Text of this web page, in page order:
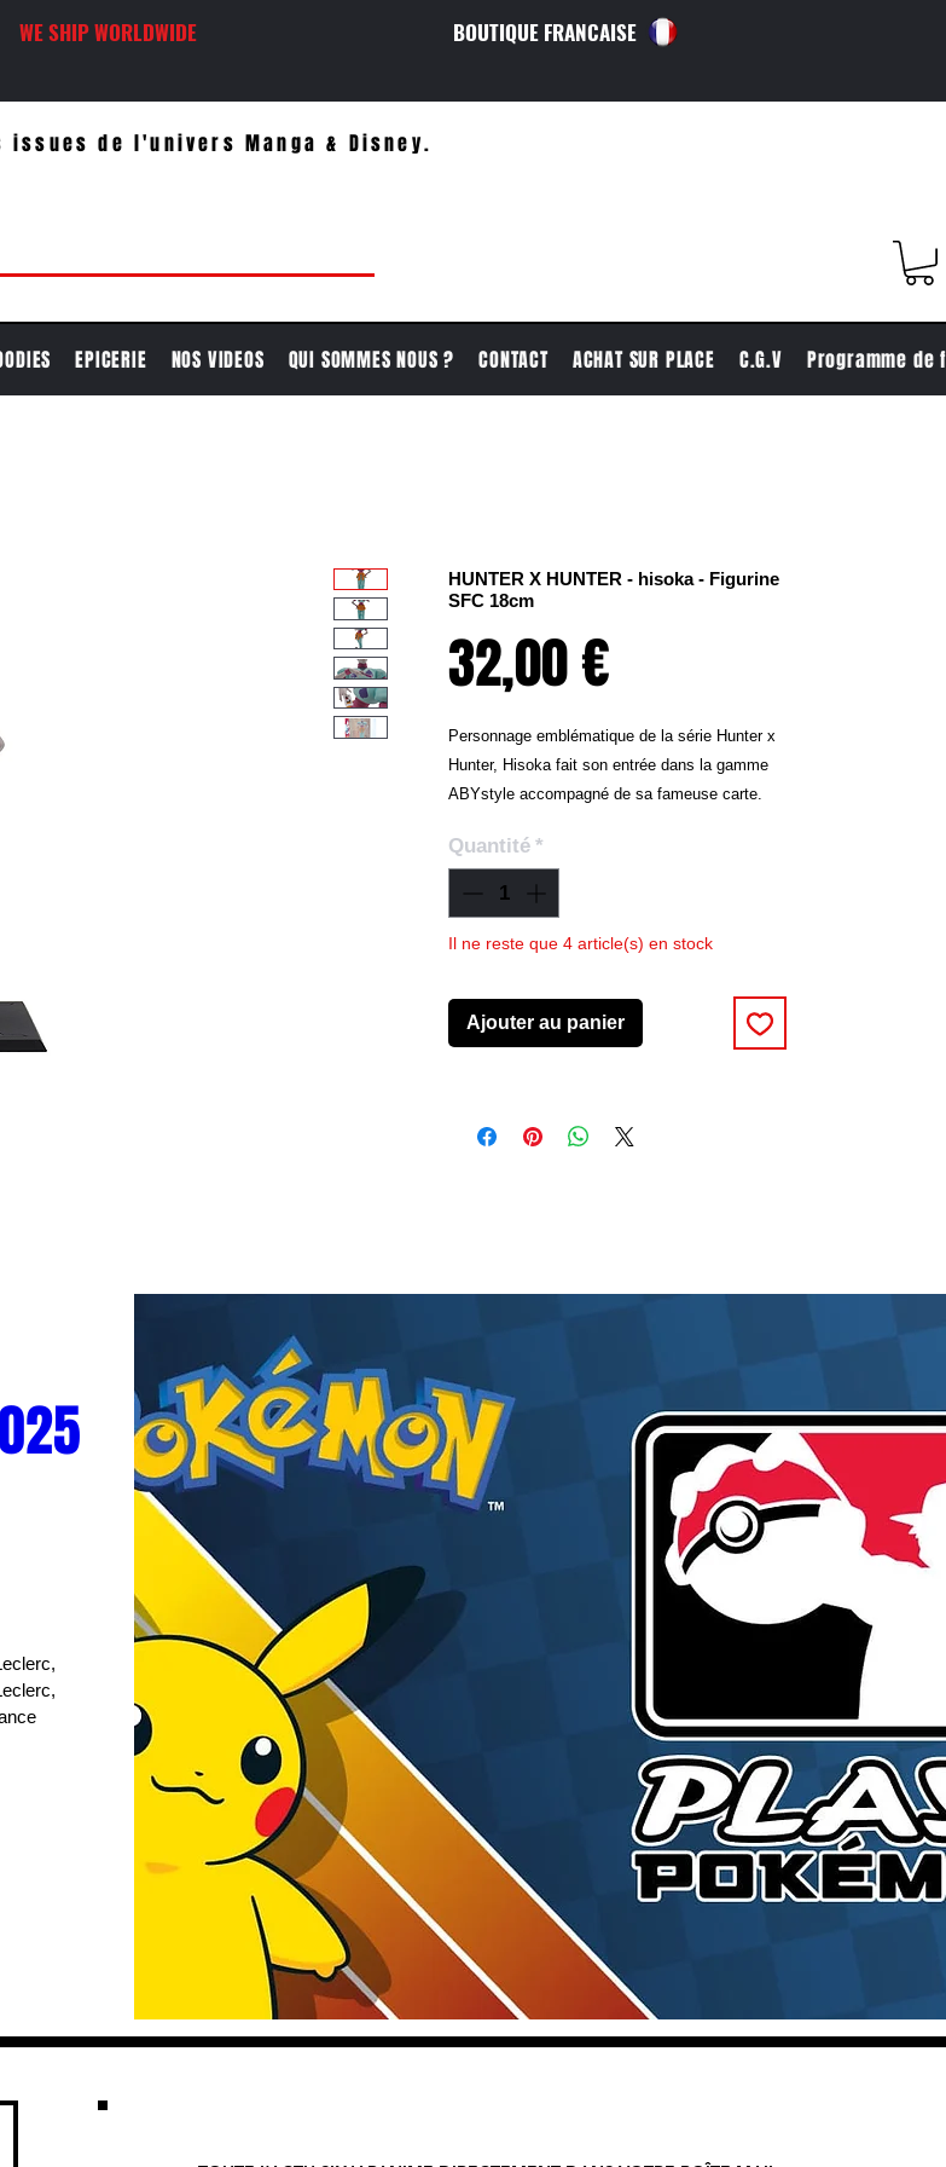
WE SHIP WORLDWIDE BOUTIQUE FRANCAISE
de l'univers Manga & Disney.
EPICERIE NOS VIDEOS QUI SOMMES NOUS ? CONTACT ACHAT SUR PLACE C.G.V Programme de
HUNTER X HUNTER - hisoka - Figurine
SFC 18cm
32,00 €
Personnage emblématique de la série Hunter x
Hunter, Hisoka fait son entrée dans la gamme
ABYstyle accompagné de sa fameuse carte.
- Figurine en PVC
- Produit 100 % officiel
- Echelle : 1/10ème
Quantité *
Il ne reste que 4 article(s) en stock
Ajouter au panier
,